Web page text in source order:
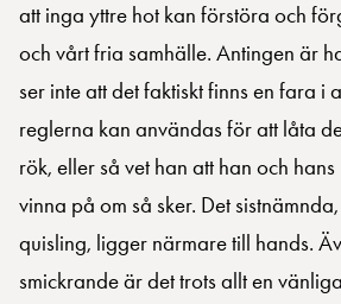
att inga yttre hot kan förstöra och
och vårt fria samhälle. Antingen är
ser inte att det faktiskt finns en fara i
reglerna kan användas för att låta
rök, eller så vet han att han och
vinna på om så sker. Det
quisling, ligger närmare till hands.
smickrande är det trots allt en